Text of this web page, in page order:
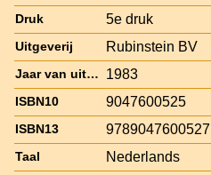
Druk 5e druk
Uitgeverij Rubinstein BV
Jaar van uitgave 1983
ISBN10 9047600525
ISBN13 9789047600527
Taal Nederlands